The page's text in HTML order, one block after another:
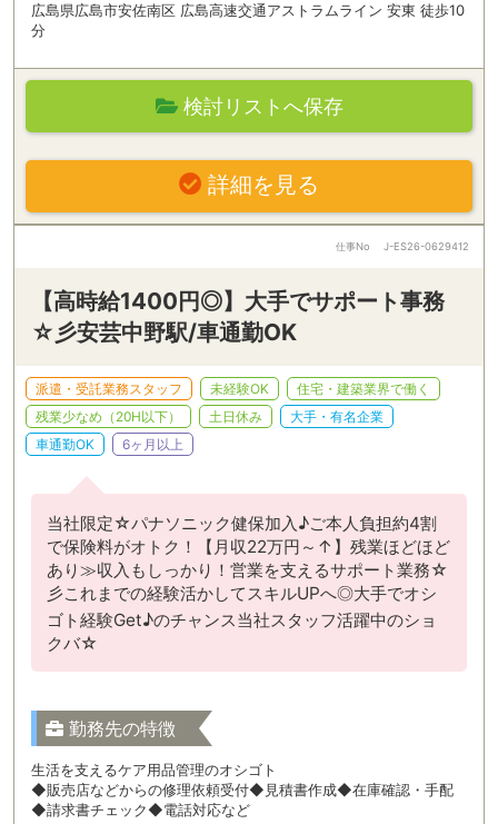
広島県広島市安佐南区 広島高速交通アストラムライン 安東 徒歩10
分
検討リストへ保存
詳細を見る
仕事No J-ES26-0629412
【高時給1400円◎】大手でサポート事務
☆彡安芸中野駅/車通勤OK
派遣・受託業務スタッフ 未経験OK
住宅・建築業界で働く
残業少なめ（20H以下）
土日休み
大手・有名企業
車通勤OK
6ヶ月以上
当社限定☆パナソニック健保加入♪ご本人負担約4割
で保険料がオトク！【月収22万円～↑】残業ほどほど
あり≫収入もしっかり！営業を支えるサポート業務☆
彡これまでの経験活かしてスキルUPへ◎大手でオシ
ゴト経験Get♪のチャンス当社スタッフ活躍中のショ
クバ☆
勤務先の特徴
生活を支えるケア用品管理のオシゴト
◆販売店などからの修理依頼受付◆見積書作成◆在庫確認・手配
◆請求書チェック◆電話対応など